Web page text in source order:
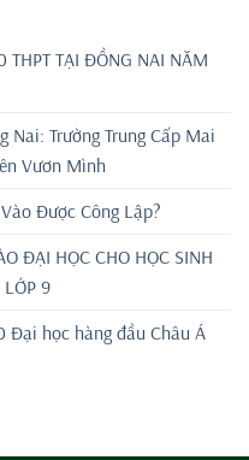
THPT TẠI ĐỒNG NAI NĂM
Nai: Trường Trung Cấp Mai
Vươn Mình
Được Công Lập?
ĐẠI HỌC CHO HỌC SINH
9
Đại học hàng đầu Châu Á